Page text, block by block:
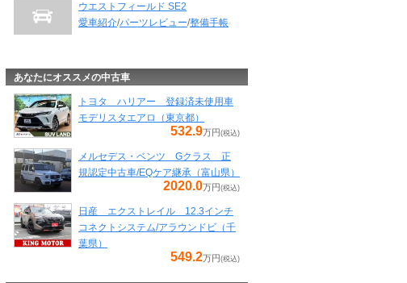
ウエストフィールド SE2
愛車紹介/パーツレビュー/整備手帳
あなたにオススメの中古車
トヨタ ハリアー 登録済未使用車
モデリスタエアロ（東京都）
532.9万円 (税込)
メルセデス・ベンツ Gクラス 正
規認定中古車/EQケア継承（富山県）
2020.0万円 (税込)
日産 エクストレイル 12.3インチ
コネクトシステム/アラウンドビ（千
葉県）
549.2万円 (税込)